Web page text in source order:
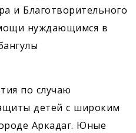
и Благотворительного
нуждающимся в
по случаю
детей с широким
Аркадаг. Юные